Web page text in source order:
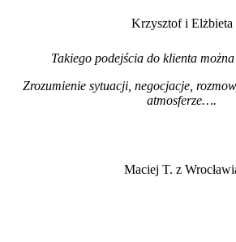
Krzysztof i Elżbieta
Takiego podejścia do klienta
Zrozumienie sytuacji, negocjacje,
atmosferze….
Maciej T. z